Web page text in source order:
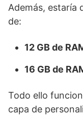
Además, estaría
de:
12 GB de
16 GB de
Todo ello
capa de